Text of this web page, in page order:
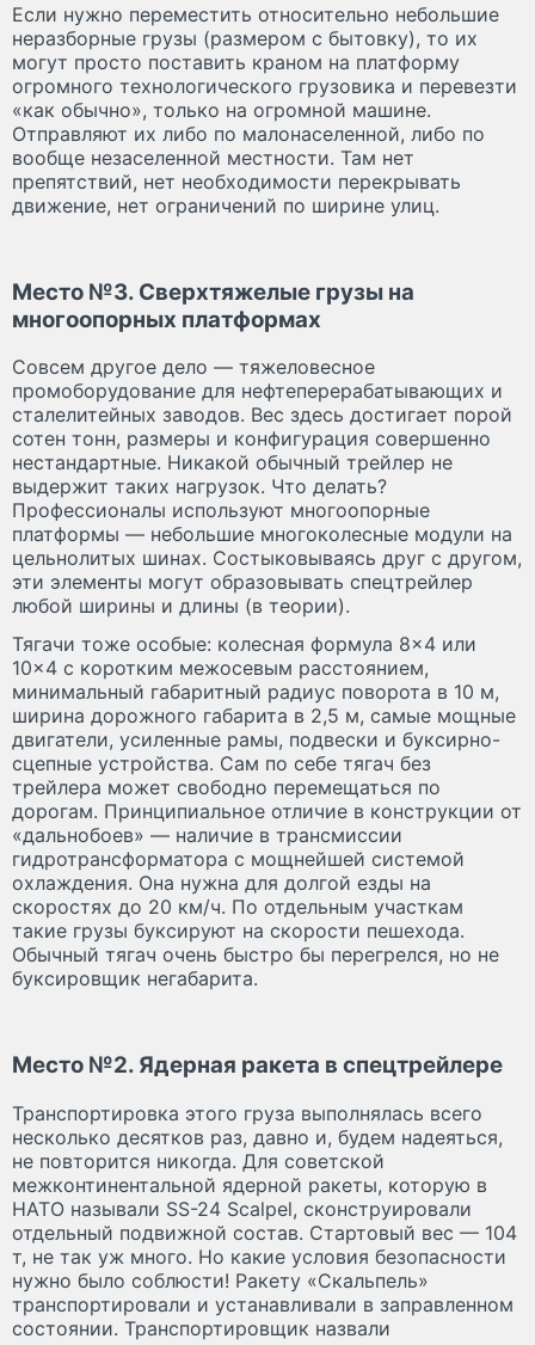
Если нужно переместить относительно небольшие
неразборные грузы (размером с бытовку), то их
могут просто поставить краном на платформу
огромного технологического грузовика и перевезти
«как обычно», только на огромной машине.
Отправляют их либо по малонаселенной, либо по
вообще незаселенной местности. Там нет
препятствий, нет необходимости перекрывать
движение, нет ограничений по ширине улиц.
Место №3. Сверхтяжелые грузы на
многоопорных платформах
Совсем другое дело — тяжеловесное
промоборудование для нефтеперерабатывающих и
сталелитейных заводов. Вес здесь достигает порой
сотен тонн, размеры и конфигурация совершенно
нестандартные. Никакой обычный трейлер не
выдержит таких нагрузок. Что делать?
Профессионалы используют многоопорные
платформы — небольшие многоколесные модули на
цельнолитых шинах. Состыковываясь друг с другом,
эти элементы могут образовывать спецтрейлер
любой ширины и длины (в теории).
Тягачи тоже особые: колесная формула 8×4 или
10×4 с коротким межосевым расстоянием,
минимальный габаритный радиус поворота в 10 м,
ширина дорожного габарита в 2,5 м, самые мощные
двигатели, усиленные рамы, подвески и буксирно-
сцепные устройства. Сам по себе тягач без
трейлера может свободно перемещаться по
дорогам. Принципиальное отличие в конструкции от
«дальнобоев» — наличие в трансмиссии
гидротрансформатора с мощнейшей системой
охлаждения. Она нужна для долгой езды на
скоростях до 20 км/ч. По отдельным участкам
такие грузы буксируют на скорости пешехода.
Обычный тягач очень быстро бы перегрелся, но не
буксировщик негабарита.
Место №2. Ядерная ракета в спецтрейлере
Транспортировка этого груза выполнялась всего
несколько десятков раз, давно и, будем надеяться,
не повторится никогда. Для советской
межконтинентальной ядерной ракеты, которую в
НАТО называли SS-24 Scalpel, сконструировали
отдельный подвижной состав. Стартовый вес — 104
т, не так уж много. Но какие условия безопасности
нужно было соблюсти! Ракету «Скальпель»
транспортировали и устанавливали в заправленном
состоянии. Транспортировщик назвали